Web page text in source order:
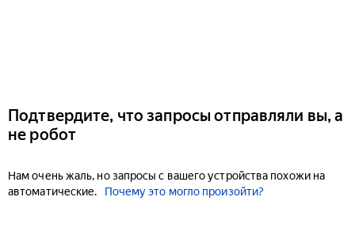
Подтвердите, что запросы отправляли вы, а
не робот
Нам очень жаль, но запросы с вашего устройства похожи на
автоматические.
Почему это могло произойти?